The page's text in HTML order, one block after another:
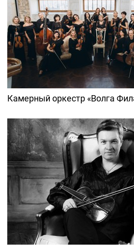
Камерный оркестр «Волга